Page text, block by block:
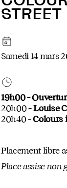
STREET
Samedi 14 mars
19h00 –
20h00 –Louise
20h40 –Colours
Placement libre
Place assise non